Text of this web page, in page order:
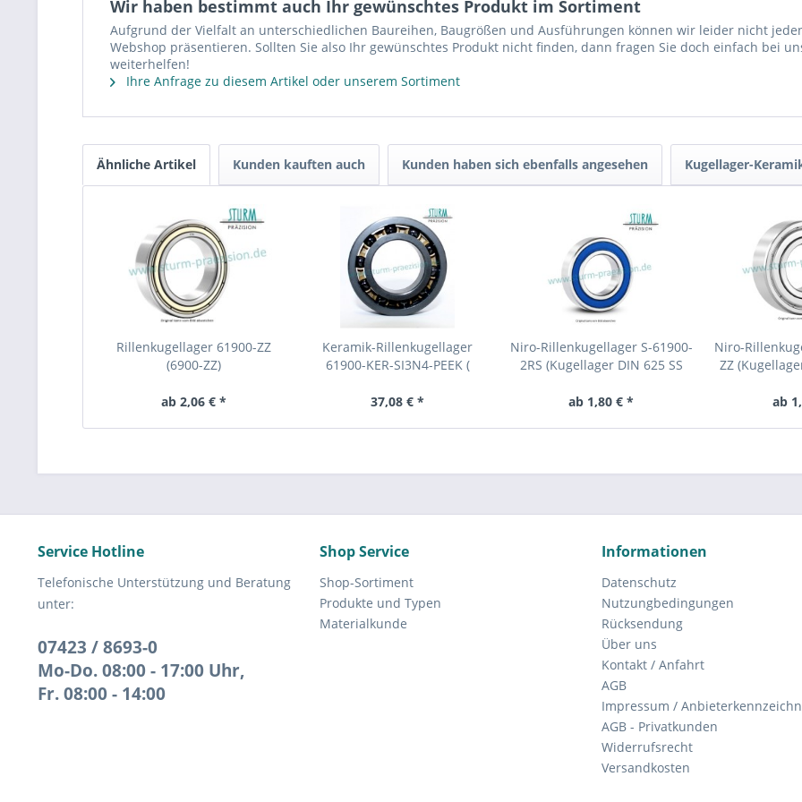
Wir haben bestimmt auch Ihr gewünschtes Produkt im Sortiment
Aufgrund der Vielfalt an unterschiedlichen Baureihen, Baugrößen und Ausführungen können wir leider nicht
Webshop präsentieren. Sollten Sie also Ihr gewünschtes Produkt nicht finden, dann fragen Sie doch einfach bei
weiterhelfen!
Ihre Anfrage zu diesem Artikel oder unserem Sortiment
Ähnliche Artikel Kunden kauften auch Kunden haben sich ebenfalls angesehen Kugellager-
Rillenkugellager 61900-ZZ
(6900-ZZ)
ab 2,06 € *
Keramik-Rillenkugellager
61900-KER-SI3N4-PEEK (
37,08 € *
Niro-Rillenkugellager S-61900-
2RS (Kugellager DIN 625 SS
ab 1,80 € *
Niro-
ZZ
ab
Service Hotline
Telefonische Unterstützung und Beratung
unter:
07423 / 8693-0
Mo-Do. 08:00 - 17:00 Uhr,
Fr. 08:00 - 14:00
Shop Service
Shop-Sortiment
Produkte und Typen
Materialkunde
Informationen
Datenschutz
Nutzungbedingungen
Rücksendung
Über uns
Kontakt / Anfahrt
AGB
Impressum /
AGB - Privatkunden
Widerrufsrecht
Versandkosten